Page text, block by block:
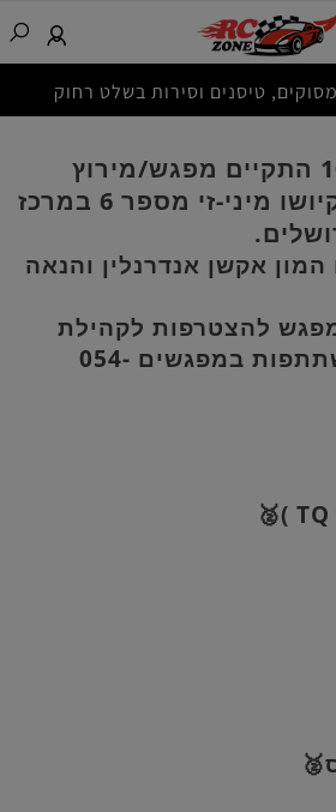
טיסנים וסירות בשלט רחוק
בתאריך 10.7.2023 התקיים מפגש/מירוץ
ארסיזון של רכבי קיושו מיני-זי מספר 6 במרכז
אקשן אנדרנלין והנאה
להצטרפות לקהילת
הקיושו מיני-זי והשתתפות במפגשים 054-